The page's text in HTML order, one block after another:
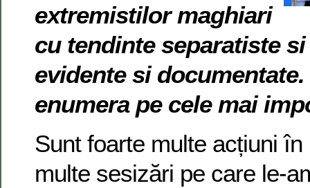
extremistilor maghiari
cu tendinte separatiste
evidente si
enumera pe cele mai
Sunt foarte multe acțiuni
multe sesizări pe care le-